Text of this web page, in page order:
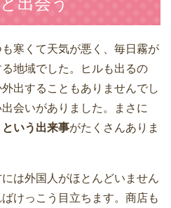
寒くて天気が悪く、毎日霧が
地域でした。ヒルも出るの
出することもありませんでし
会いがありました。まさに
という出来事がたくさんありま
は外国人がほとんどいません
けっこう目立ちます。商店も